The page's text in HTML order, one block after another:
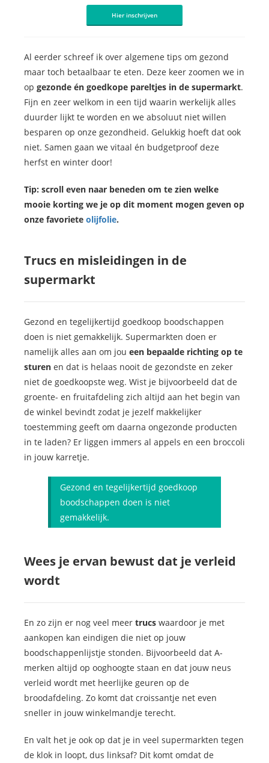
Hier inschrijven
Al eerder schreef ik over algemene tips om gezond
maar toch betaalbaar te eten. Deze keer zoomen we in
op gezonde én goedkope pareltjes in de supermarkt.
Fijn en zeer welkom in een tijd waarin werkelijk alles
duurder lijkt te worden en we absoluut niet willen
besparen op onze gezondheid. Gelukkig hoeft dat ook
niet. Samen gaan we vitaal én budgetproof deze
herfst en winter door!
Tip: scroll even naar beneden om te zien welke
mooie korting we je op dit moment mogen geven op
onze favoriete olijfolie.
Trucs en misleidingen in de
supermarkt
Gezond en tegelijkertijd goedkoop boodschappen
doen is niet gemakkelijk. Supermarkten doen er
namelijk alles aan om jou een bepaalde richting op te
sturen en dat is helaas nooit de gezondste en zeker
niet de goedkoopste weg. Wist je bijvoorbeeld dat de
groente- en fruitafdeling zich altijd aan het begin van
de winkel bevindt zodat je jezelf makkelijker
toestemming geeft om daarna ongezonde producten
in te laden? Er liggen immers al appels en een broccoli
in jouw karretje.
Gezond en tegelijkertijd goedkoop
boodschappen doen is niet
gemakkelijk.
Wees je ervan bewust dat je verleid
wordt
En zo zijn er nog veel meer trucs waardoor je met
aankopen kan eindigen die niet op jouw
boodschappenlijstje stonden. Bijvoorbeeld dat A-
merken altijd op ooghoogte staan en dat jouw neus
verleid wordt met heerlijke geuren op de
broodafdeling. Zo komt dat croissantje net even
sneller in jouw winkelmandje terecht.
En valt het je ook op dat je in veel supermarkten tegen
de klok in loopt, dus linksaf? Dit komt omdat de